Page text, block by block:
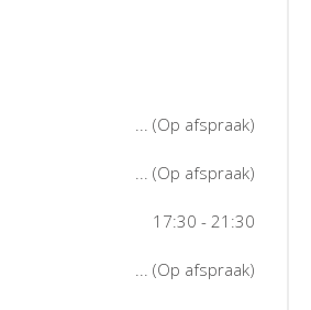
... (Op afspraak)
... (Op afspraak)
17:30 - 21:30
... (Op afspraak)